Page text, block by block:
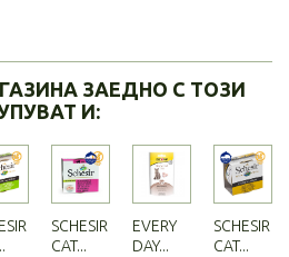
ЗАЕДНО С ТОЗИ
И:
SCHESIR
CAT...
EVERY
DAY...
SCHESIR
CAT...